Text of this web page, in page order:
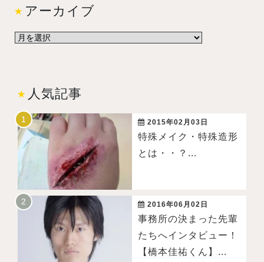
アーカイブ
人気記事
2015年02月03日
特殊メイク・特殊造形
とは・・？...
2016年06月02日
事務所の決まった先輩
たちへインタビュー！
【橋本佳祐くん】...